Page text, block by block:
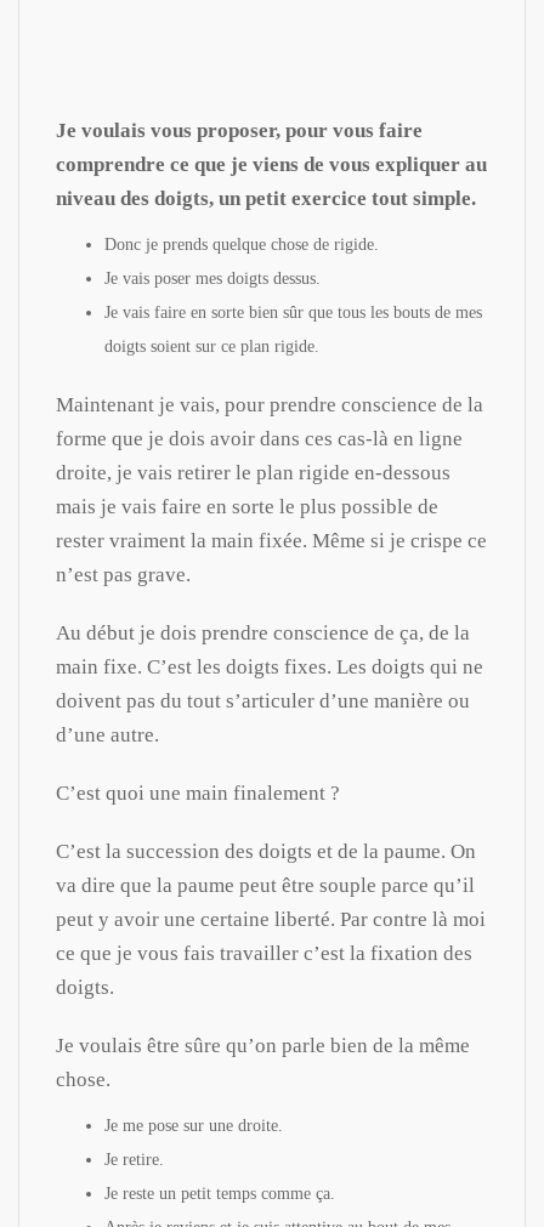
Je voulais vous proposer, pour vous faire
comprendre ce que je viens de vous expliquer au
niveau des doigts, un petit exercice tout simple.
Donc je prends quelque chose de rigide.
Je vais poser mes doigts dessus.
Je vais faire en sorte bien sûr que tous les bouts de mes
doigts soient sur ce plan rigide.
Maintenant je vais, pour prendre conscience de la
forme que je dois avoir dans ces cas-là en ligne
droite, je vais retirer le plan rigide en-dessous
mais je vais faire en sorte le plus possible de
rester vraiment la main fixée. Même si je crispe ce
n’est pas grave.
Au début je dois prendre conscience de ça, de la
main fixe. C’est les doigts fixes. Les doigts qui ne
doivent pas du tout s’articuler d’une manière ou
d’une autre.
C’est quoi une main finalement ?
C’est la succession des doigts et de la paume. On
va dire que la paume peut être souple parce qu’il
peut y avoir une certaine liberté. Par contre là moi
ce que je vous fais travailler c’est la fixation des
doigts.
Je voulais être sûre qu’on parle bien de la même
chose.
Je me pose sur une droite.
Je retire.
Je reste un petit temps comme ça.